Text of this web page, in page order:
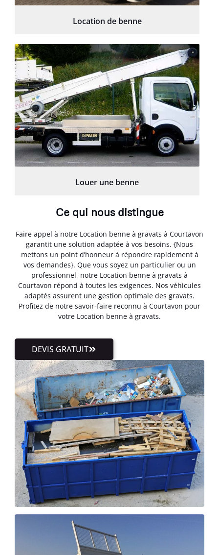
Location de benne
Louer une benne
Ce qui nous distingue
Faire appel à notre Location benne à gravats à Courtavon
garantit une solution adaptée à vos besoins. {Nous
mettons un point d’honneur à répondre rapidement à
vos demandes}. Que vous soyez un particulier ou un
professionnel, notre Location benne à gravats à
Courtavon répond à toutes les exigences. Nos véhicules
adaptés assurent une gestion optimale des gravats.
Profitez de notre savoir-faire reconnu à Courtavon pour
votre Location benne à gravats.
DEVIS GRATUIT